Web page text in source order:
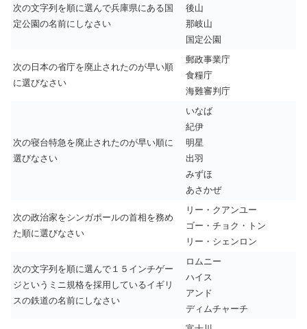
次の文字列を順に選んで兵庫県にある国
定公園の名前にしなさい
後山
那岐山
国定公園
次の日本の省庁を廃止されたのが早い順
に選びなさい
郵政事業庁
食糧庁
海難審判庁
次の寝台特急を廃止されたのが早い順に
選びなさい
いなば
紀伊
明星
出羽
みずほ
あさかぜ
次の政治家をシンガポールの首相を務め
た順に選びなさい
リー・クアンユー
ゴー・チョク・トン
リー・シェンロン
次の文字列を順に選んで１５インチゲー
ジというミニ規格を採用しているイギリ
スの鉄道の名前にしなさい
ロムニー
ハイス
アンド
ディムチャーチ